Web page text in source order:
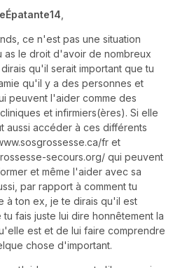
ce n'est pas une situation
as le droit d'avoir de nombreux
qu'il serait important que tu
qu'il y a des personnes et
peuvent l'aider comme des
et infirmiers(ères). Si elle
aussi accéder à ces différents
fr et
secours.org/ qui peuvent
et même l'aider avec sa
par rapport à comment tu
à ton ex, je te dirais qu'il est
tu fais juste lui dire honnêtement la
est et de lui faire comprendre
chose d'important.